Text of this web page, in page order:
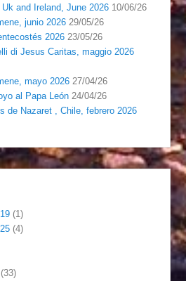
and Ireland, June 2026 10/06/26
junio 2026 29/05/26
2026 23/05/26
di Jesus Caritas, maggio 2026
mayo 2026 27/04/26
al Papa León 24/04/26
de Nazaret , Chile, febrero 2026
(1)
(4)